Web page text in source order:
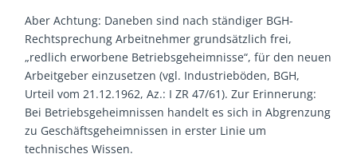
Aber Achtung: Daneben sind nach ständiger BGH-
Rechtsprechung Arbeitnehmer grundsätzlich frei,
„redlich erworbene Betriebsgeheimnisse“, für den neuen
Arbeitgeber einzusetzen (vgl. Industrieböden, BGH,
Urteil vom 21.12.1962, Az.: I ZR 47/61). Zur Erinnerung:
Bei Betriebsgeheimnissen handelt es sich in Abgrenzung
zu Geschäftsgeheimnissen in erster Linie um
technisches Wissen.